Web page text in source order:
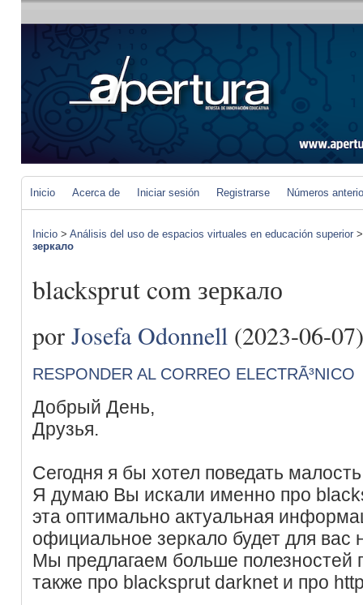
Inicio Acerca de Iniciar sesión Registrarse Números
Inicio > Análisis del uso de espacios virtuales en educación superior
зеркало
blacksprut com зеркало
por Josefa Odonnell (2023-06-07)
RESPONDER AL CORREO ELECTRÃ³NICO
Добрый День,
Друзья.
Сегодня я бы хотел поведать
Я думаю Вы искали именно про
эта оптимально актуальная
официальное зеркало будет для вас
Мы предлагаем больше полезностей
также про blacksprut darknet и про